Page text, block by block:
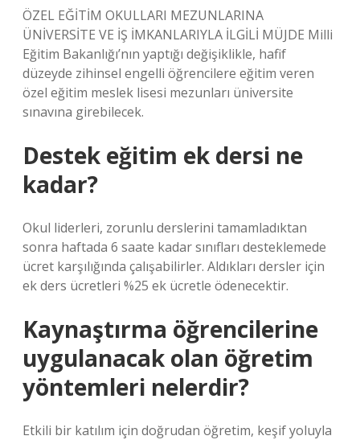
ÖZEL EĞİTİM OKULLARI MEZUNLARINA
ÜNİVERSİTE VE İŞ İMKANLARIYLA İLGİLİ MÜJDE Milli
Eğitim Bakanlığı’nın yaptığı değişiklikle, hafif
düzeyde zihinsel engelli öğrencilere eğitim veren
özel eğitim meslek lisesi mezunları üniversite
sınavına girebilecek.
Destek eğitim ek dersi ne
kadar?
Okul liderleri, zorunlu derslerini tamamladıktan
sonra haftada 6 saate kadar sınıfları desteklemede
ücret karşılığında çalışabilirler. Aldıkları dersler için
ek ders ücretleri %25 ek ücretle ödenecektir.
Kaynaştırma öğrencilerine
uygulanacak olan öğretim
yöntemleri nelerdir?
Etkili bir katılım için doğrudan öğretim, keşif yoluyla